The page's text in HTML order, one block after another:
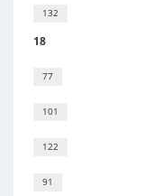
132
18
77
101
122
91